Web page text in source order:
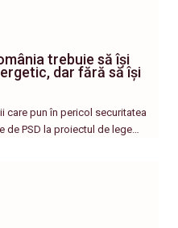
trebuie să își
dar fără să își
care pun în pericol securitatea
de PSD la proiectul de lege…